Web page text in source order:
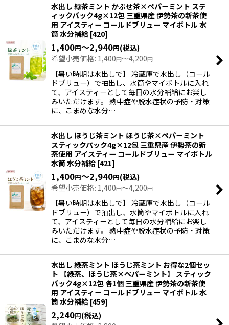
水出し 緑茶ミント かぶせ茶×ペパーミント ステ
ィックパック4g×12包 三重県産 伊勢茶の新茶使
用 アイスティー コールドブリュー マイボトル 水
筒 水分補給 [420]
1,400円～2,940円(税込)
希望小売価格: 1,400円～4,200円
【暑い時期は水出しで】 冷蔵庫で水出し（コール
ドブリュー）で抽出し、水筒やマイボトルに入れ
て、アイスティーとして毎日の水分補給にお楽し
みいただけます。 熱中症や脱水症状の予防・対策
に、こまめな水分…
水出し ほうじ茶ミント ほうじ茶×ペパーミント
スティックパック4g×12包 三重県産 伊勢茶の新
茶使用 アイスティー コールドブリュー マイボトル
水筒 水分補給 [421]
1,400円～2,940円(税込)
希望小売価格: 1,400円～4,200円
【暑い時期は水出しで】 冷蔵庫で水出し（コール
ドブリュー）で抽出し、水筒やマイボトルに入れ
て、アイスティーとして毎日の水分補給にお楽し
みいただけます。 熱中症や脱水症状の予防・対策
に、こまめな水分…
水出し 緑茶ミント ほうじ茶ミント お得な2個セッ
ト 【緑茶、ほうじ茶×ペパーミント】 スティック
パック4g×12包 各1個 三重県産 伊勢茶の新茶使
用 アイスティー コールドブリュー マイボトル 水
筒 水分補給 [459]
2,240円(税込)